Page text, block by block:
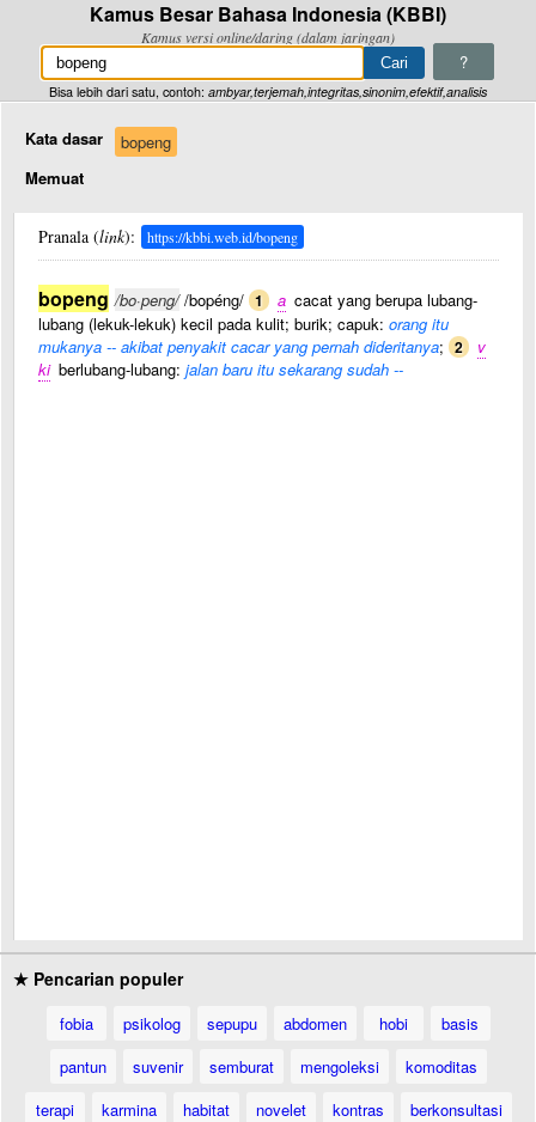
Kamus Besar Bahasa Indonesia (KBBI)
Kamus versi online/daring (dalam jaringan)
?
Bisa lebih dari satu, contoh: ambyar,terjemah,integritas,sinonim,efektif,analisis
Kata dasar
bopeng
Memuat
Pranala (link): https://kbbi.web.id/bopeng
bopeng /bo·peng//bopéng/ 1 a cacat yang berupa lubang-
lubang (lekuk-lekuk) kecil pada kulit; burik; capuk: orang itu
mukanya -- akibat penyakit cacar yang pernah dideritanya; 2
v
ki berlubang-lubang: jalan baru itu sekarang sudah --
★ Pencarian populer
fobia psikolog sepupu abdomen hobi
basis
pantun
suvenir semburat mengoleksi
komoditas
terapi
karmina habitat novelet kontras
berkonsultasi